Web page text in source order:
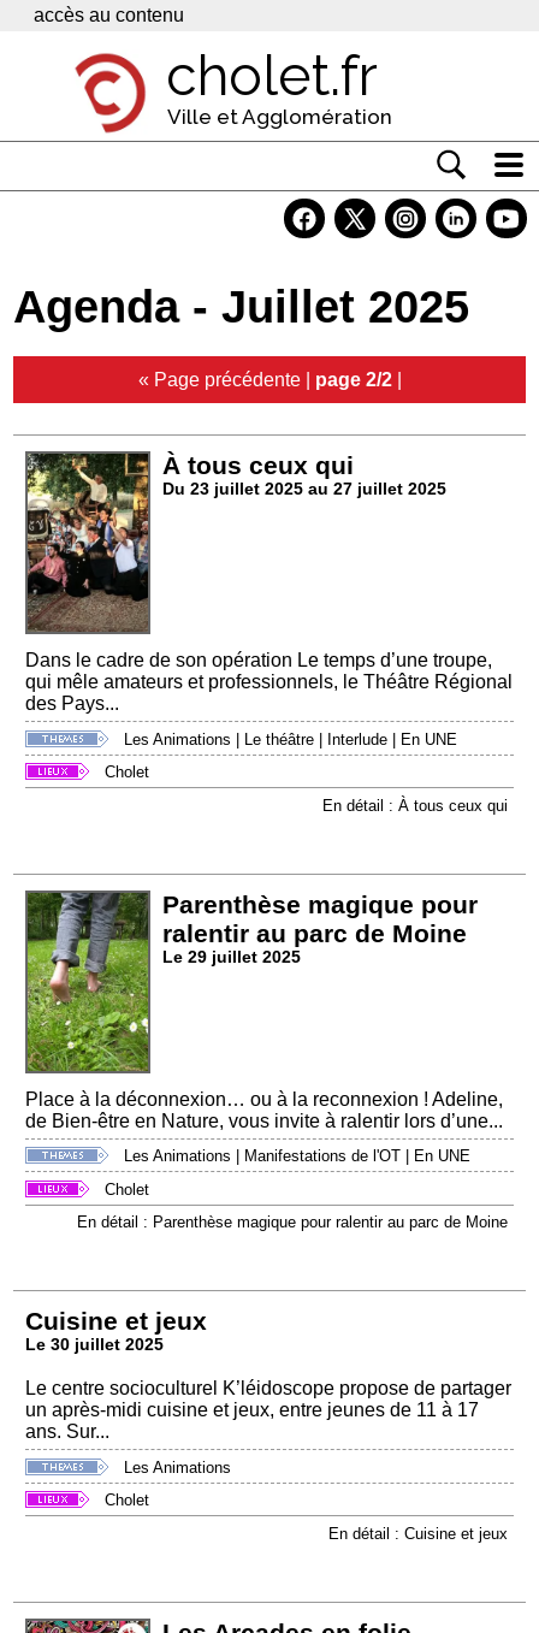
Panneau de gestion des cookies
accès au contenu
cholet.fr
Ville et Agglomération
Economie
Services
Agenda - Juillet 2025
« Page précédente| page 2/2|
À tous ceux qui
Du 23 juillet 2025 au 27 juillet 2025
Dans le cadre de son opération Le temps d’une troupe,
qui mêle amateurs et professionnels, le Théâtre Régional
des Pays...
Les Animations | Le théâtre | Interlude | En UNE
Cholet
En détail : À tous ceux qui
Parenthèse magique pour
ralentir au parc de Moine
Le 29 juillet 2025
Place à la déconnexion… ou à la reconnexion ! Adeline,
de Bien-être en Nature, vous invite à ralentir lors d’une...
Les Animations Manifestations de l'OT
En UNE
Cholet
En détail : Parenthèse magique pour ralentir au parc de Moine
Cuisine et jeux
Le 30 juillet 2025
Le centre socioculturel K’léidoscope propose de partager
un après-midi cuisine et jeux, entre jeunes de 11 à 17
ans. Sur...
Les Animations
Cholet
En détail : Cuisine et jeux